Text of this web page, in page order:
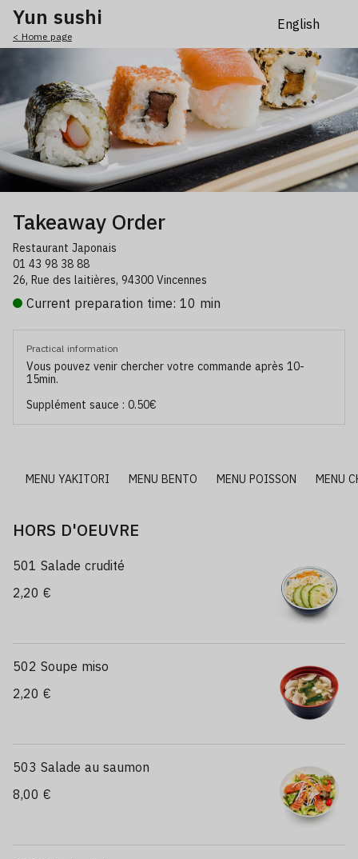
Yun sushi
< Home page
Takeaway Order
Restaurant Japonais
01 43 98 38 88
26, Rue des laitières, 94300 Vincennes
Current preparation time: 10 min
Practical information
Vous pouvez venir chercher votre commande après 10-
15min.
Supplément sauce : 0.50€
MENU YAKITORI MENU BENTO MENU POISSON MENU
HORS D'OEUVRE
501 Salade crudité
2,20 €
502 Soupe miso
2,20 €
503 Salade au saumon
8,00 €